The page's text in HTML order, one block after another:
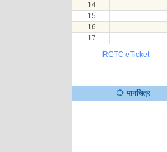
14
15
16
17
IRCTC eTicket
मानचित्र